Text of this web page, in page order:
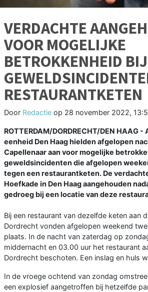
VERDACHTE
VOOR MOGELIJKE
BETROKKENHEID BIJ
RESTAURANTKETEN
Door Redactie op 28 november 2022,
ROTTERDAM/DORDRECHT/DEN HAAG
eenheid Den Haag hielden afgelopen
Capellenaar aan voor mogelijke
geweldsincidenten die afgelopen
tegen een restaurantketen. De
Hoefkade in Den Haag aangehouden
gedroeg bij een locatie van deze
Bij een restaurant van dezelfde keten aan
Dordrecht vonden afgelopen weekend
plaats. In de nacht van zaterdag op
middernacht en 03.00 uur het restaurant
Dordrecht beschoten. Een inslag en huls
In de vroege ochtend van zondag
een explosief aangetroffen bij hetzelfde